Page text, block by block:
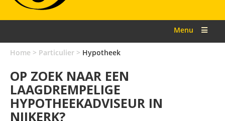
Menu
Home > Particulier > Hypotheek
OP ZOEK NAAR EEN
LAAGDREMPELIGE
HYPOTHEEKADVISEUR IN
NIJKERK?